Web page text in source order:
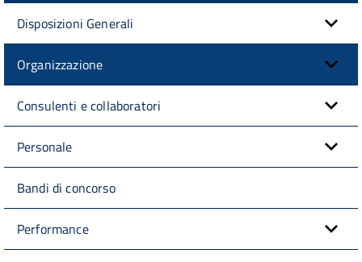
Disposizioni Generali
Organizzazione
Consulenti e collaboratori
Personale
Bandi di concorso
Performance